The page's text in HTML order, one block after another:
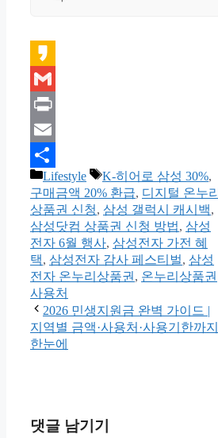
Kakao
Gmail
Print
Email
Share
카
테
고
리
Lifestyle
태
그
K-히어로 삼성 30%,
구매금액 20% 환급, 디지털 온누리
상품권 신청, 삼성 갤럭시 캐시백,
삼성닷컴 상품권 신청 방법, 삼성
전자 6월 행사, 삼성전자 가전 혜
택, 삼성전자 감사 페스티벌, 삼성
전자 온누리상품권 , 온누리상품권
사용처
2026 민생지원금 완벽 가이드 |
지역별 금액·사용처·사용기한까지
한눈에
댓글 남기기